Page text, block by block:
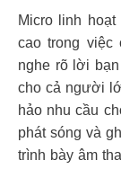
Micro linh
cao trong việc
nghe rõ lời
cho cả người
hảo nhu cầu
phát sóng và
trình bày âm